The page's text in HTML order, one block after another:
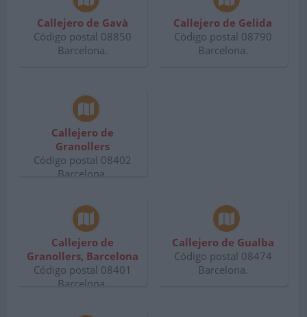
Callejero de Gavà
Código postal 08850
Barcelona.
Callejero de Gelida
Código postal 08790
Barcelona.
Callejero de
Granollers
Código postal 08402
Barcelona.
Callejero de
Granollers, Barcelona
Código postal 08401
Barcelona.
Callejero de Gualba
Código postal 08474
Barcelona.